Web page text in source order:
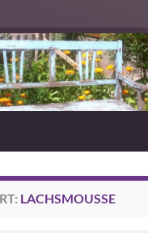
LACHSMOUSSE